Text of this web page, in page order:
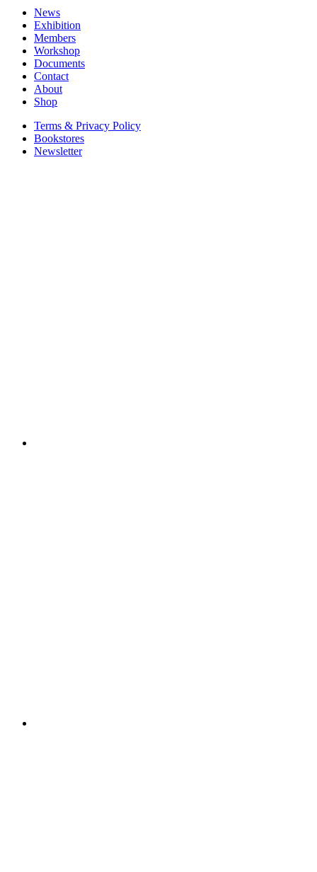
News
Exhibition
Members
Workshop
Documents
Contact
About
Shop
Terms & Privacy Policy
Bookstores
Newsletter